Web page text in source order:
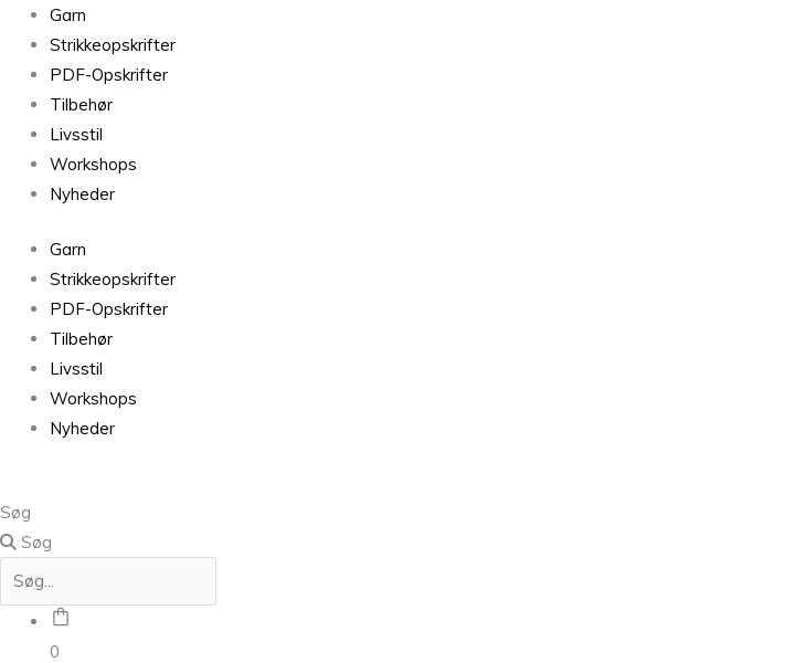
Garn
Strikkeopskrifter
PDF-Opskrifter
Tilbehør
Livsstil
Workshops
Nyheder
Garn
Strikkeopskrifter
PDF-Opskrifter
Tilbehør
Livsstil
Workshops
Nyheder
Søg
Søg
0
Sandnes
Petiteknit
Peer
Gynt
Cacao
Nibs
3091